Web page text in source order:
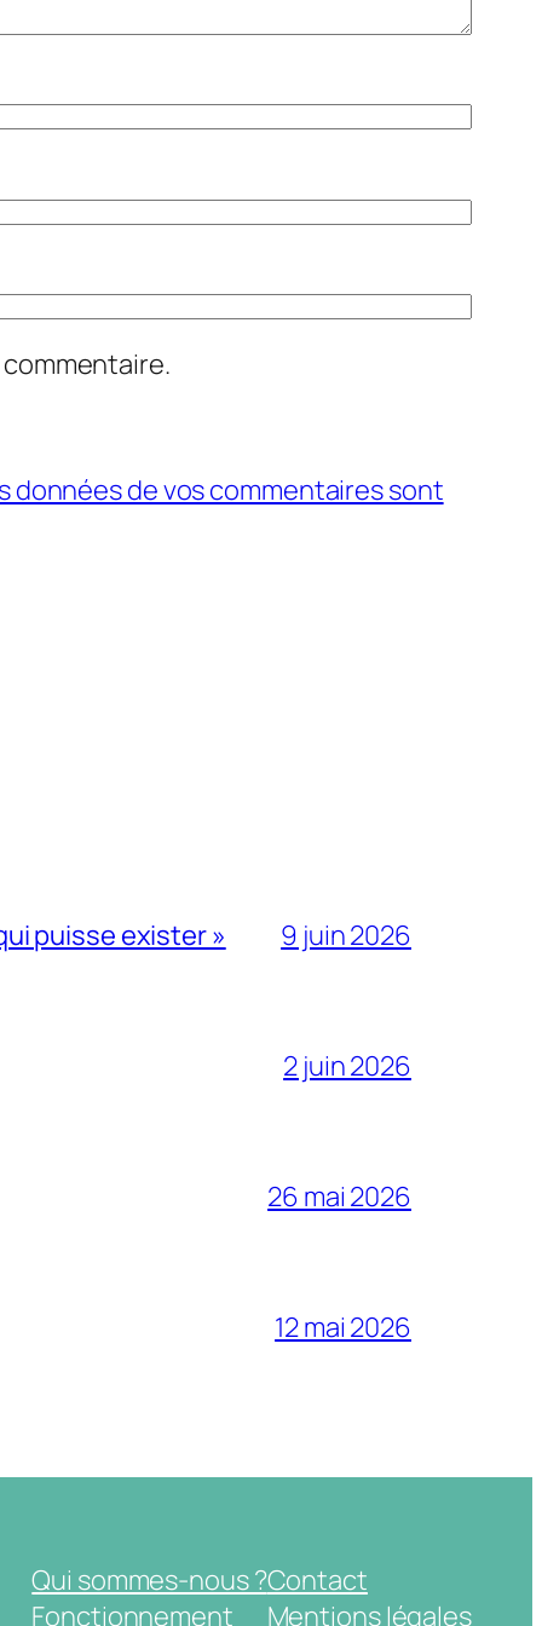
données de vos commentaires sont
puisse exister » 9 juin 2026
2 juin 2026
26 mai 2026
12 mai 2026
Qui sommes-nous ?
Fonctionnement
Contact
Mentions légales